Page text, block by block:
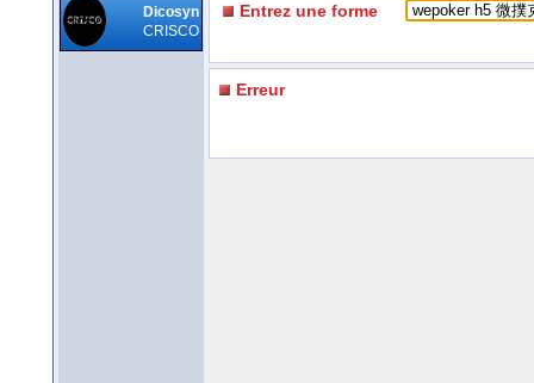
Dicosyn
CRISCO
Entrez une forme
Erreur